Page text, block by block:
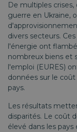
De multiples crises,
guerre en Ukraine,
divers secteurs.
l'énergie ont
nombreux biens et
l'emploi (EURES)
données sur le
pays.
Les résultats
disparités. Le coût
élevé dans les